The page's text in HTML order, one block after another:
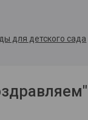
для детского сада